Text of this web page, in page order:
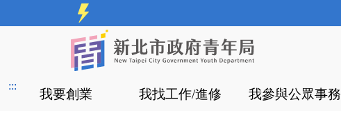
:::
我要創業 我找工作/進修 我參與公眾事務